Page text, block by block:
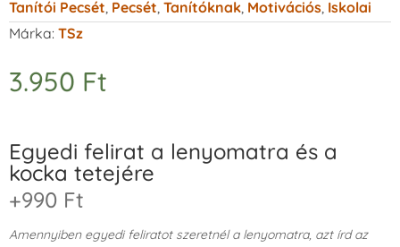
Tanítói Pecsét Pecsét Tanítóknak Motivációs Iskolai
Márka: TSz
3.950 Ft
Egyedi felirat a lenyomatra és a
kocka tetejére
+990 Ft
Amennyiben egyedi feliratot szeretnél a lenyomatra, azt írd az